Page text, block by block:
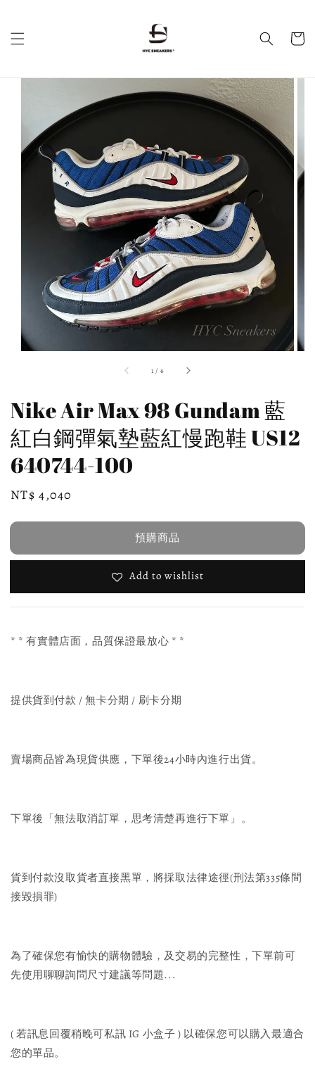
1 / 6
Nike Air Max 98 Gundam 藍
紅白鋼彈氣墊藍紅慢跑鞋 US12
640744-100
Regular
NT$ 4,040
預購商品
Add to wishlist
* * 有實體店面，品質保證最放心 * *
提供貨到付款 / 無卡分期 / 刷卡分期
賣場商品皆為現貨供應，下單後24小時內進行出貨。
下單後「無法取消訂單，思考清楚再進行下單」。
貨到付款沒取貨者直接黑單，將採取法律途徑(刑法第335條間
接毀損罪)
為了確保您有愉快的購物體驗，及交易的完整性，下單前可
先使用聊聊詢問尺寸建議等問題...
( 若訊息回覆稍晚可私訊 IG 小盒子 ) 以確保您可以購入最適合
您的單品。